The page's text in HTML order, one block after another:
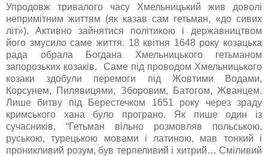
Упродовж тривалого часу Хмельницький жив доволі
непримітним життям (як казав сам гетьман, «до сивих
літ»). Активно зайнятися політикою і державництвом
його змусило саме життя. 18 квітня 1648 року козацька
рада обрала Богдана Хмельницького гетьманом
запорозьких козаків. Саме під проводом Хмельницького
козаки здобули перемоги під Жовтими Водами,
Корсунем, Пилявицями, Зборовим, Батогом, Жванцем.
Лише битву під Берестечком 1651 року через зраду
кримського хана було програно. Як пише один із
сучасників, “Гетьман вільно розмовляв польською,
руською, турецькою мовами і латиною, мав тонкий і
проникливий розум, був терпеливий і хитрий… Сміливий